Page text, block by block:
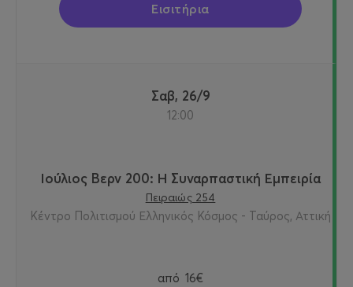
Εισιτήρια
Σαβ, 26/9
12:00
Ιούλιος Βερν 200: Η Συναρπαστική Εμπειρία
Πειραιώς 254
Κέντρο Πολιτισμού Ελληνικός Κόσμος - Ταύρος, Αττική
από 16€